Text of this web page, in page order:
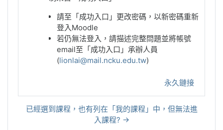
請至「成功入口」更改密碼，以新密碼重新
登入Moodle
若仍無法登入，請描述完整問題並將帳號
email至「成功入口」承辦人員
(lionlai@mail.ncku.edu.tw)
永久鏈接
已經選到課程，也有列在「我的課程」中，但無法進
入課程? →